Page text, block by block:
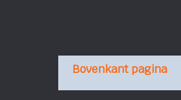
Bovenkant pagina